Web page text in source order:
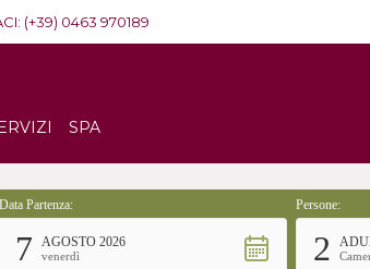
(+39) 0463 970189
SPA
Data Partenza:
7 AGOSTO 2026
venerdì
Persone:
2